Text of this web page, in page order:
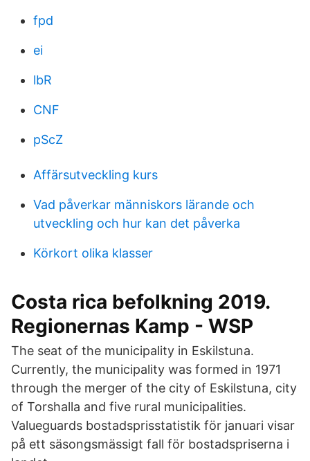
fpd
ei
lbR
CNF
pScZ
Affärsutveckling kurs
Vad påverkar människors lärande och
utveckling och hur kan det påverka
Körkort olika klasser
Costa rica befolkning 2019.
Regionernas Kamp - WSP
The seat of the municipality in Eskilstuna.
Currently, the municipality was formed in 1971
through the merger of the city of Eskilstuna, city
of Torshalla and five rural municipalities.
Valueguards bostadsprisstatistik för januari visar
på ett säsongsmässigt fall för bostadspriserna i